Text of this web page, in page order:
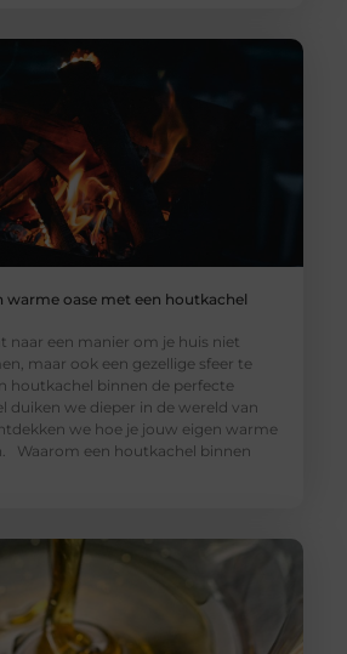
warme oase met een houtkachel
naar een manier om je huis niet
maar ook een gezellige sfeer te
houtkachel binnen de perfecte
duiken we dieper in de wereld van
we hoe je jouw eigen warme
Waarom een houtkachel binnen